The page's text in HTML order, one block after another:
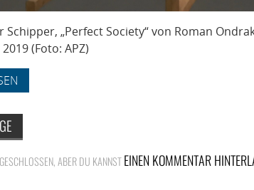
Schipper, „Perfect Society“ von Roman
(Foto: APZ)
ABER DU KANNSTEINEN KOMMENTAR